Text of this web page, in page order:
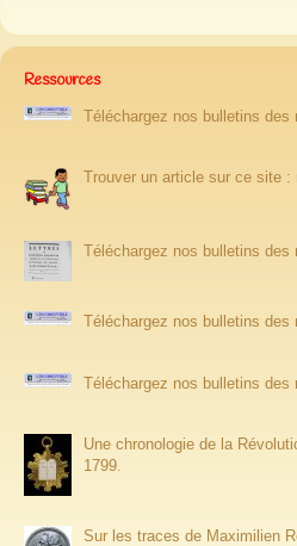
Ressources
Téléchargez nos bulletins des
Trouver un article sur ce site :
Téléchargez nos bulletins des
Téléchargez nos bulletins des
Téléchargez nos bulletins des
Une chronologie de la
1799.
Sur les traces de Maximilien